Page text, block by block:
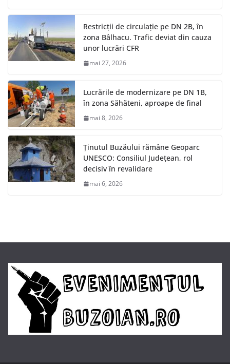
Restricții de circulație pe DN 2B, în
zona Bâlhacu. Trafic deviat din cauza
unor lucrări CFR
mai 27, 2026
Lucrările de modernizare pe DN 1B,
în zona Săhăteni, aproape de final
mai 8, 2026
Ținutul Buzăului rămâne Geoparc
UNESCO: Consiliul Județean, rol
decisiv în revalidare
mai 6, 2026